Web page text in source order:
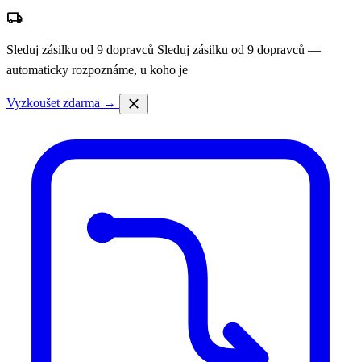
local_shipping
Sleduj zásilku od 9 dopravců Sleduj zásilku od 9 dopravců —
automaticky rozpoznáme, u koho je
Vyzkoušet zdarma → close